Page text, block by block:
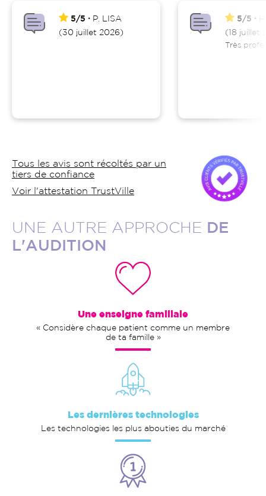
5/5 P.
LISA
(30 juillet 2026)
5/5
(18 juillet
Très
Tous les avis sont récoltés par un
tiers de confiance
Voir l'attestation TrustVille
UNE AUTRE APPROCHE
DE
L'AUDITION
Une enseigne familiale
« Considère chaque patient comme un membre
de ta famille »
Les dernières technologies
Les technologies les plus abouties du marché